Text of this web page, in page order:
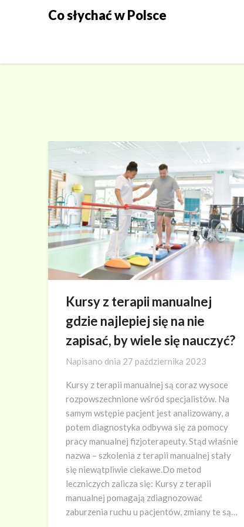
Co słychać w Polsce
Kursy z terapii manualnej
gdzie najlepiej się na nie
zapisać, by wiele się nauczyć?
Napisano dnia 27 października 2023
Kursy z terapii manualnej są coraz wysoce
rozpowszechnione wśród specjalistów. Na
samym wstępie pacjent jest analizowany, a
potem diagnostyka odbywa się za pomocy
pracy manualnej fizjoterapeuty. Stąd właśnie
nazwa – szkolenia z terapii manualnej stały
się niewątpliwie ciekawe.Do metod
leczniczych zalicza się: Kursy z terapii
manualnej pomagają zdiagnozować
zaburzenia ruchu u pacjentów, zmiany te są…